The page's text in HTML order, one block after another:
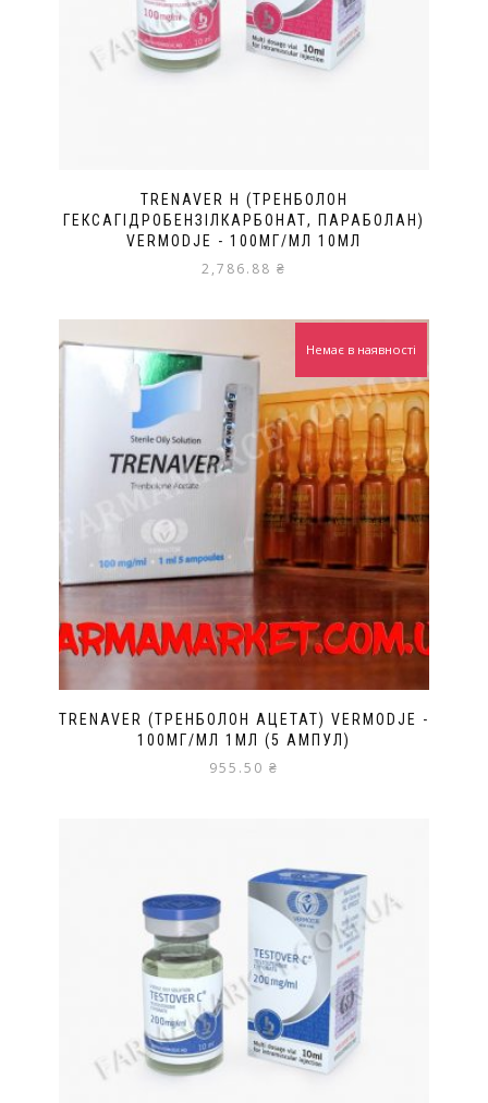
TRENAVER H (ТРЕНБОЛОН
ГЕКСАГІДРОБЕНЗІЛКАРБОНАТ, ПАРАБОЛАН)
VERMODJE - 100МГ/МЛ 10МЛ
2,786.88 ₴
TRENAVER (ТРЕНБОЛОН АЦЕТАТ) VERMODJE -
100МГ/МЛ 1МЛ (5 АМПУЛ)
955.50 ₴
Немає в наявності